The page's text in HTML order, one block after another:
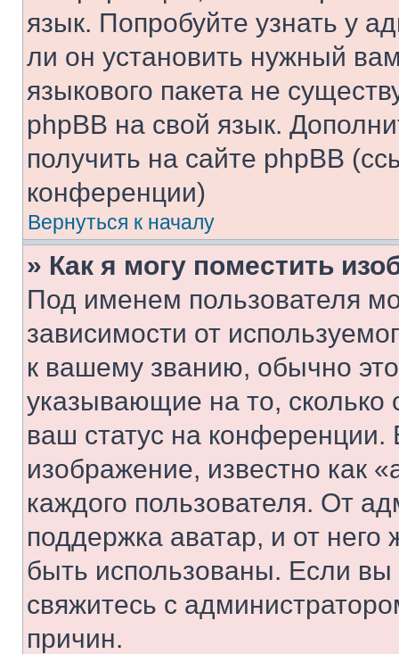
язык. Попробуйте узнать у
ли он установить нужный
языкового пакета не
phpBB на свой язык.
получить на сайте phpBB
конференции)
Вернуться к началу
» Как я могу поместить
Под именем пользователя
зависимости от
к вашему званию, обычно это
указывающие на то,
ваш статус на
изображение, известно как
каждого пользователя. От
поддержка аватар, и от него
быть использованы. Если
свяжитесь с
причин.